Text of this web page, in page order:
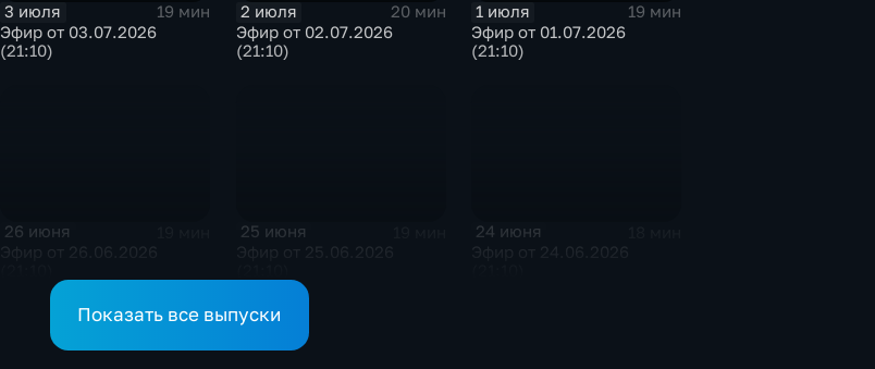
3 июля
19 мин
Эфир от 03.07.2026
(21:10)
2 июля
20 мин
Эфир от 02.07.2026
(21:10)
1 июля
19 мин
Эфир от 01.07.2026
(21:10)
26 июня 25 июня 24 июня
Показать все выпуски